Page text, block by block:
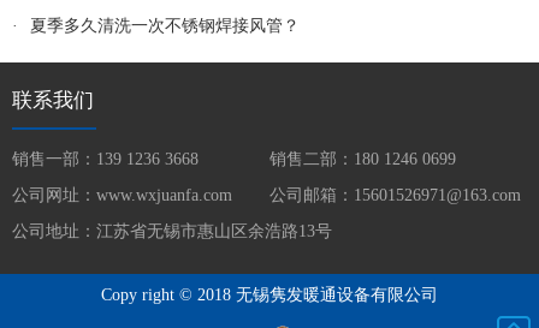
·
夏季多久清洗一次不锈钢焊接风管？
联系我们
销售一部：139 1236 3668
销售二部：180 1246 0699
公司网址：www.wxjuanfa.com
公司邮箱：15601526971@163.com
公司地址：江苏省无锡市惠山区余浩路13号
Copy right © 2018 无锡隽发暖通设备有限公司